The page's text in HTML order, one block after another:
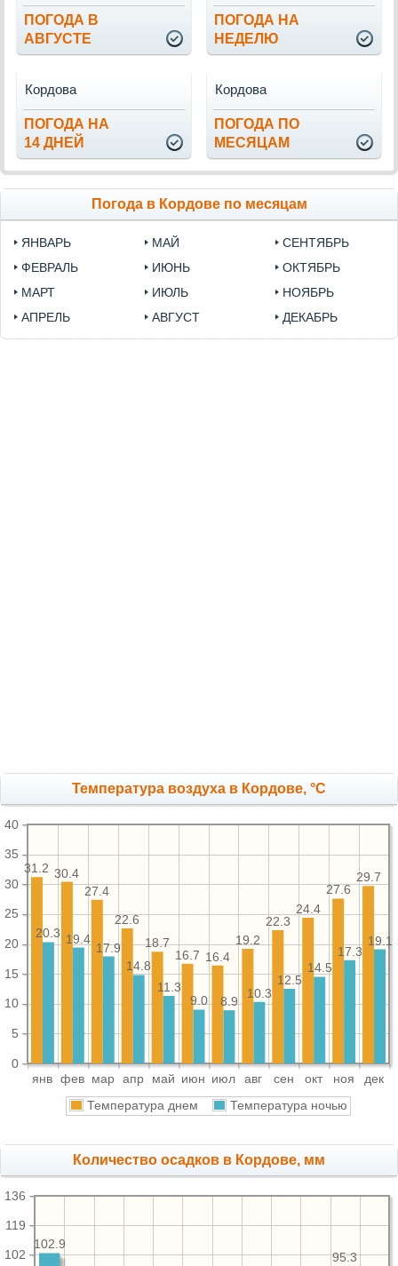
ПОГОДА В
АВГУСТЕ
ПОГОДА НА
НЕДЕЛЮ
ПОГОДА НА
14 ДНЕЙ
Кордова
ПОГОДА ПО
МЕСЯЦАМ
Кордова
Погода в Кордове по месяцам
ЯНВАРЬ
ФЕВРАЛЬ
МАРТ
АПРЕЛЬ
МАЙ
ИЮНЬ
ИЮЛЬ
АВГУСТ
СЕНТЯБРЬ
ОКТЯБРЬ
НОЯБРЬ
ДЕКАБРЬ
Температура воздуха в Кордове, °C
янв фев мар апр май июн июл авг сен окт ноя дек
0
5
10
15
20
25
30
35
40
29.7
27.6
24.4
22.3
19.2
16.4
16.7
18.7
22.6
27.4
30.4
31.2
19.1
17.3
14.5
12.5
10.3
8.9
9.0
11.3
14.8
17.9
19.4
20.3
Температура днем Температура ночью
Количество осадков в Кордове, мм
102
119
136
95.3
102.9